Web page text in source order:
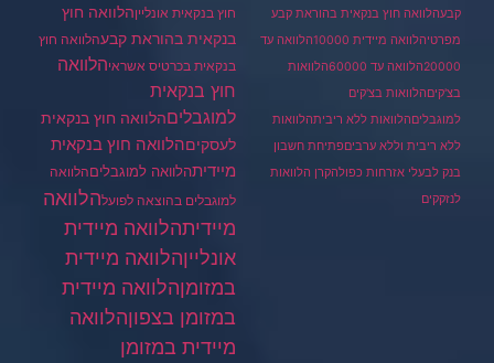
קבעהלוואה חוץ בנקאית בהוראת קבע
מפרטיהלוואה מיידית 10000
הלוואה עד
20000הלוואה עד 60000
הלוואות
בצ'קיםהלוואות בצ'קים
למוגבליםהלוואות ללא ריביתהלוואות
ללא ריבית וללא ערביםפתיחת חשבון
בנק לבעלי אזרחות כפולהקרן הלוואות
לנזקקים
חוץ בנקאית אונלייןהלוואה חוץ
בנקאית בהוראת קבעהלוואה חוץ
בנקאית בכרטיס אשראיהלוואה
חוץ בנקאית
למוגבליםהלוואה חוץ בנקאית
לעסקיםהלוואה חוץ בנקאית
מיידיתהלוואה למוגבליםהלוואה
למוגבלים בהוצאה לפועלהלוואה
מיידיתהלוואה מיידית
אונלייןהלוואה מיידית
במזומןהלוואה מיידית
במזומן בצפוןהלוואה
מיידית במזומן